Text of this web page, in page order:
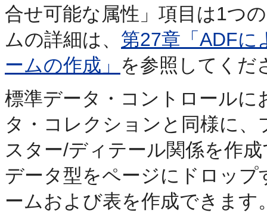
合せ可能な属性」項目は1つ
ムの詳細は、 第27章「ADFに
ームの作成」 を参照してくだ
標準データ・コントロール
タ・コレクションと同様に
スター/ディテール関係を作
データ型をページにドロッ
ームおよび表を作成できま